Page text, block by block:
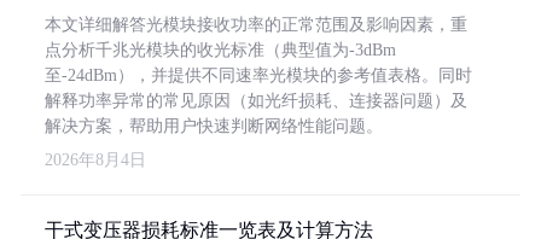
本文详细解答光模块接收功率的正常范围及影响因素，重
点分析千兆光模块的收光标准（典型值为-3dBm
至-24dBm），并提供不同速率光模块的参考值表格。同时
解释功率异常的常见原因（如光纤损耗、连接器问题）及
解决方案，帮助用户快速判断网络性能问题。
2026年8月4日
干式变压器损耗标准一览表及计算方法